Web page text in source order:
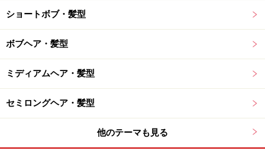
はつむじの上あたりの高い位置で作ると華やかさが増
し、きれいに仕上がります。
ショートボブ・髪型
ボブヘア・髪型
ミディアムヘア・髪型
セミロングヘア・髪型
他のテーマも見る